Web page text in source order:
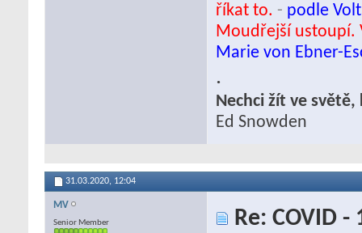
říkat to. - podle
Moudřejší ustoupí.
Marie von Ebner-
.
Nechci žít ve
Ed Snowden
31.03.2020, 12:04
MV
Senior Member Re: COVID -